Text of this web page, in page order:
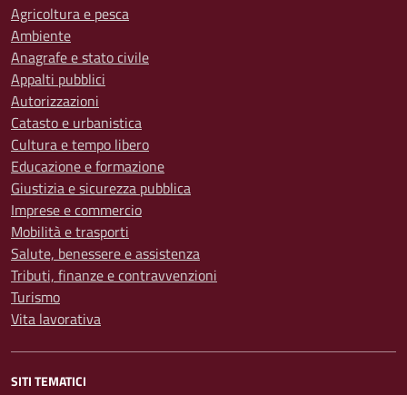
Agricoltura e pesca
Ambiente
Anagrafe e stato civile
Appalti pubblici
Autorizzazioni
Catasto e urbanistica
Cultura e tempo libero
Educazione e formazione
Giustizia e sicurezza pubblica
Imprese e commercio
Mobilità e trasporti
Salute, benessere e assistenza
Tributi, finanze e contravvenzioni
Turismo
Vita lavorativa
SITI TEMATICI